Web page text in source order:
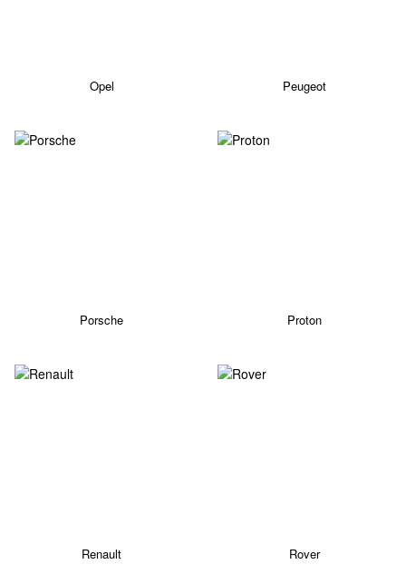
Opel Peugeot
Porsche Proton
Renault Rover